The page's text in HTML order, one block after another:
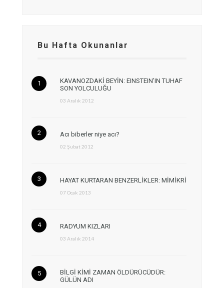
Bu Hafta Okunanlar
KAVANOZDAKİ BEYİN: EINSTEIN’IN TUHAF
SON YOLCULUĞU
03 Aralık 2012
Acı biberler niye acı?
02 Şubat 2012
HAYAT KURTARAN BENZERLİKLER: MİMİKRİ
07 Ocak 2013
RADYUM KIZLARI
03 Aralık 2014
BİLGİ KİMİ ZAMAN ÖLDÜRÜCÜDÜR:
GÜLÜN ADI